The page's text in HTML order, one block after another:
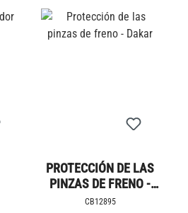
PROTECCIÓN DE LAS
PINZAS DE FRENO -
DAKAR
CB12895